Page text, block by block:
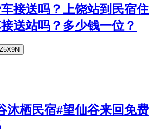
接送吗？上饶站到民宿住
送站吗？多少钱一位？
沐栖民宿#望仙谷来回免费